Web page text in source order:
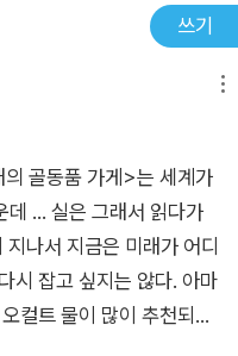
쓰기
골동품 가게>는 세계가
데 ... 실은 그래서 읽다가
나서 지금은 미래가 어디
시 잡고 싶지는 않다. 아마
컬트 물이 많이 추천되었